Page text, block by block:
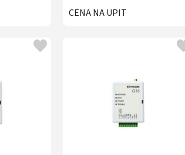
CENA NA UPIT